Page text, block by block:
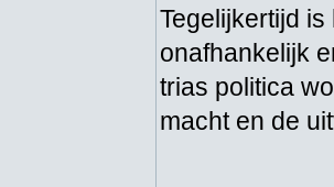
Tegelijkertijd
onafhankelijk
trias politica
macht en de